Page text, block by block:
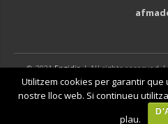
© 2021Engidia| All rights reserved |
Política de
Utilitzem cookies per garantir
nostre lloc web. Si continueu
plau.